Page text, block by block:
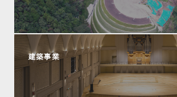
建築事業